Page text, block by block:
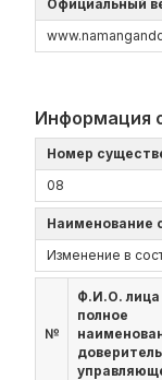
Официальный
Информация
Номер
08
Наименование
Изменение в
№
Ф.И.О. лица
полное